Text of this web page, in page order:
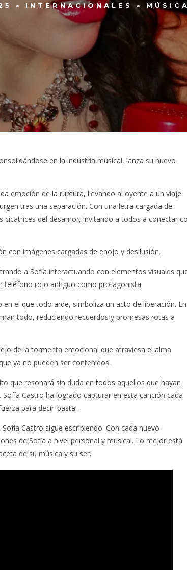
INTERNACIONALES
en la industria musical, lanza su nuevo
emoción de la ruptura, llevando al oyente a un viaje
tras una separación. Con una letra cargada de
del desamor, invitando a todos a conectar
con imágenes cargadas de enojo y desilusión.
a Sofía interactuando con elementos visuales
teléfono rojo antiguo como protagonista.
el que todo arde, simboliza un acto de liberación. En
todo, reduciendo recuerdos y promesas rotas a
de la tormenta emocional que atraviesa el alma
ya no pueden ser contenidos.
que resonará sin duda en todos aquellos que hayan
Castro ha logrado capturar en esta canción cada
para decir ‘basta’.
Castro sigue escribiendo. Con cada nuevo
de Sofía a nivel personal y musical. Lo mejor está
de su música y su ser.